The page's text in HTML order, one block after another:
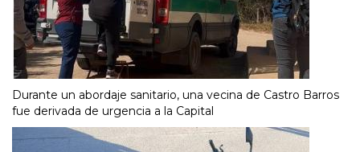
Durante un abordaje sanitario, una vecina de Castro Barros
fue derivada de urgencia a la Capital